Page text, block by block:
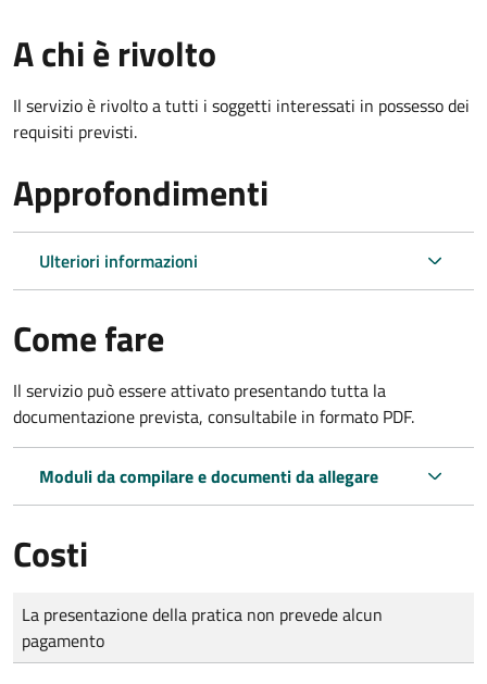
A chi è rivolto
Il servizio è rivolto a tutti i soggetti interessati in possesso dei
requisiti previsti.
Approfondimenti
Ulteriori informazioni
Come fare
Il servizio può essere attivato presentando tutta la
documentazione prevista, consultabile in formato PDF.
Moduli da compilare e documenti da allegare
Costi
Tipo di pagamento
Importo
La presentazione della pratica non prevede alcun
pagamento